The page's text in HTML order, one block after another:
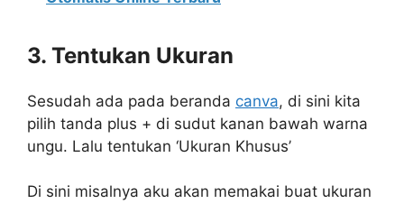
3. Tentukan Ukuran
Sesudah ada pada beranda canva, di sini kita
pilih tanda plus + di sudut kanan bawah warna
ungu. Lalu tentukan ‘Ukuran Khusus’
Di sini misalnya aku akan memakai buat ukuran